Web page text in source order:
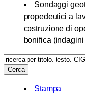
Sondaggi
propedeutici a
costruzione di
bonifica
Stampa